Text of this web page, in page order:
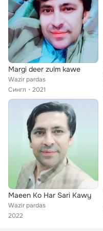
Margi deer zulm kawe
Wazir pardas
Сингл
2021
Maeen Ko Har Sari Kawy
Wazir pardas
2022